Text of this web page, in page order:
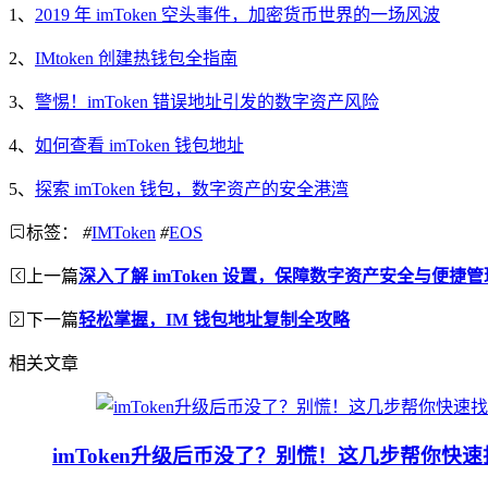
1、 2019 年 imToken 空头事件，加密货币世界的一场风波
2、 IMtoken 创建热钱包全指南
3、 警惕！imToken 错误地址引发的数字资产风险
4、 如何查看 imToken 钱包地址
5、 探索 imToken 钱包，数字资产的安全港湾
标签： #IMToken #EOS
上一篇深入了解 imToken 设置，保障数字资产安全与便捷管
下一篇轻松掌握，IM 钱包地址复制全攻略
相关文章
imToken升级后币没了？别慌！这几步帮你快速